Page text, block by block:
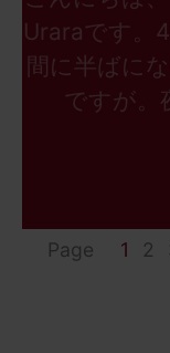
Uraraです。
間に半ばに
ですが。
Page 1 2